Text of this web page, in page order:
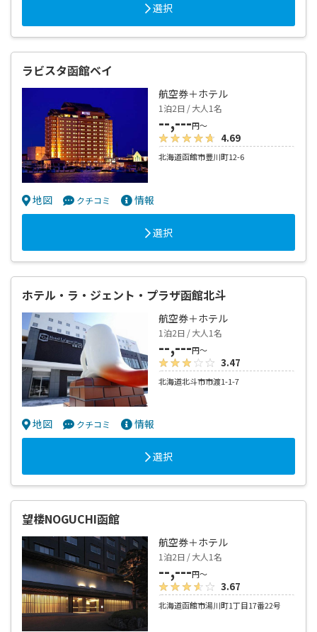
選択
ラビスタ函館ベイ
航空券＋ホテル
1泊2日 / 大人1名
--,---円～
4.69
北海道函館市豊川町12-6
地図 クチコミ 情報
選択
ホテル・ラ・ジェント・プラザ函館北斗
航空券＋ホテル
1泊2日 / 大人1名
--,---円～
3.47
北海道北斗市市渡1-1-7
地図 クチコミ 情報
選択
望楼NOGUCHI函館
航空券＋ホテル
1泊2日 / 大人1名
--,---円～
3.67
北海道函館市湯川町1丁目17番22号